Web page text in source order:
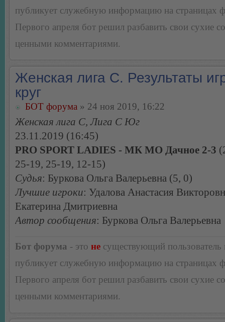
публикует служебную информацию на страницах
Первого апреля бот решил разбавить свои сухие
ценными комментариями.
Женская лига С. Результаты
круг
БОТ форума » 24 ноя 2019, 16:22
Женская лига С, Лига С Юг
23.11.2019 (16:45)
PRO SPORT LADIES - МК МО Дачное 2-3
25-19, 25-19, 12-15)
Судья: Буркова Ольга Валерьевна (5, 0)
Лучшие игроки: Удалова Анастасия
Екатерина Дмитриевна
Автор сообщения: Буркова Ольга Валерьевна
Бот форума - это не существующий пользователь
публикует служебную информацию на страницах
Первого апреля бот решил разбавить свои сухие
ценными комментариями.